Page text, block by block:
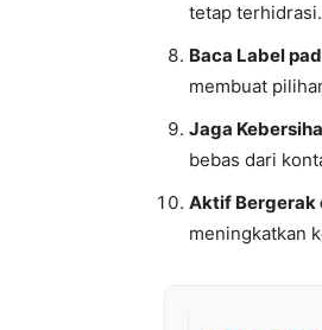
tetap terhidrasi.
Baca Label
membuat
Jaga
bebas dari
Aktif Bergerak
meningkatkan